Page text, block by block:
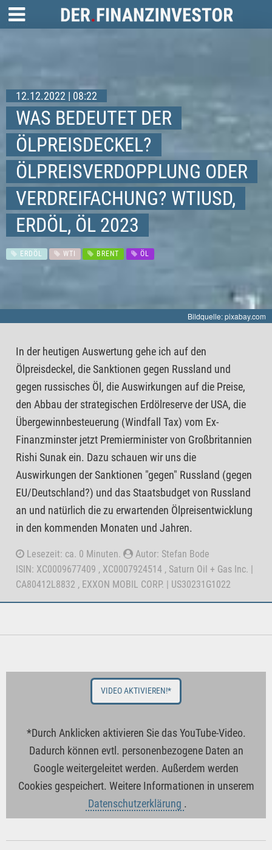
12.12.2022 | 08:22
WAS BEDEUTET DER
ÖLPREISDECKEL?
ÖLPREISVERDOPPLUNG ODER
VERDREIFACHUNG? WTIUSD,
ERDÖL, ÖL 2023
ERDÖL WTI BRENT ÖL
Bildquelle: pixabay.com
In der heutigen Auswertung gehe ich auf den
Ölpreisdeckel, die Sanktionen gegen Russland und
gegen russisches Öl, die Auswirkungen auf die Preise,
den Abbau der strategischen Erdölreserve der USA, die
Übergewinnbesteuerung (Windfall Tax) vom Ex-
Finanzminster jetzt Premierminister von Großbritannien
Rishi Sunak ein. Dazu schauen wir uns die
Auswirkungen der Sanktionen "gegen" Russland (gegen
EU/Deutschland?) und das Staatsbudget von Russland
an und natürlich die zu erwartenden Ölpreisentwicklung
in den kommenden Monaten und Jahren.
Lesezeit: ca. 0 Minuten.
Autor: Stefan Bode
ISIN: XC0009677409 , XC0007924514 , Saturn Oil + Gas Inc. |
CA80412L8832 , EXXON MOBIL CORP. | US30231G1022
VIDEO AKTIVIEREN!*
*Durch Anklicken aktivieren Sie das YouTube-Video.
Dadurch können evtl. personenbezogene Daten an
Google weitergeleitet werden. Außerdem werden
Cookies gespeichert. Weitere Informationen in unserem
Datenschutzerklärung .